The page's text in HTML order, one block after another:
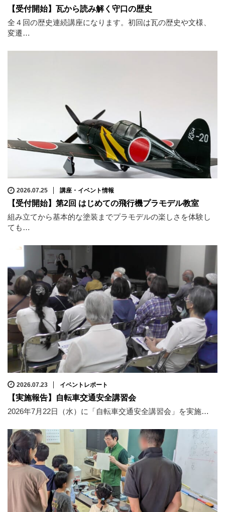
【受付開始】瓦から読み解く守口の歴史
全４回の歴史連続講座になります。初回は瓦の歴史や文様、
変遷…
2026.07.25 講座・イベント情報
【受付開始】第2回 はじめての飛行機プラモデル教室
組み立てから基本的な塗装までプラモデルの楽しさを体験し
ても…
2026.07.23 イベントレポート
【実施報告】自転車交通安全講習会
2026年7月22日（水）に「自転車交通安全講習会」を実施…